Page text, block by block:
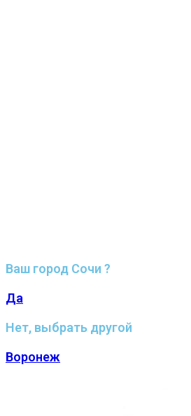
Ваш город Сочи ?
Да
Нет, выбрать другой
Воронеж